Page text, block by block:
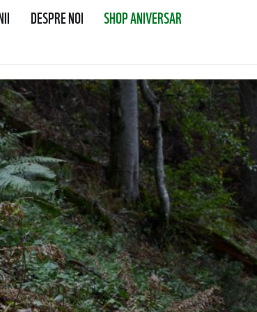
DESPRE NOI SHOP ANIVERSAR